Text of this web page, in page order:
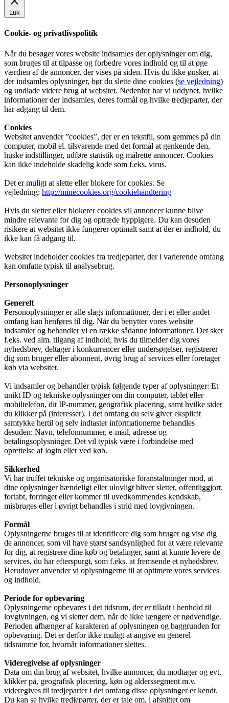
Luk
Cookie- og privatlivspolitik
Når du besøger vores website indsamles der oplysninger om dig,
som bruges til at tilpasse og forbedre vores indhold og til at øge
værdien af de annoncer, der vises på siden. Hvis du ikke ønsker, at
der indsamles oplysninger, bør du slette dine cookies (se vejledning)
og undlade videre brug af websitet. Nedenfor har vi uddybet, hvilke
informationer der indsamles, deres formål og hvilke tredjeparter, der
har adgang til dem.
Cookies
Websitet anvender ”cookies”, der er en tekstfil, som gemmes på din
computer, mobil el. tilsvarende med det formål at genkende den,
huske indstillinger, udføre statistik og målrette annoncer. Cookies
kan ikke indeholde skadelig kode som f.eks. virus.
Det er muligt at slette eller blokere for cookies. Se
vejledning: http://minecookies.org/cookiehandtering
Hvis du sletter eller blokerer cookies vil annoncer kunne blive
mindre relevante for dig og optræde hyppigere. Du kan desuden
risikere at websitet ikke fungerer optimalt samt at der er indhold, du
ikke kan få adgang til.
Websitet indeholder cookies fra tredjeparter, der i varierende omfang
kan omfatte typisk til analysebrug.
Personoplysninger
Generelt
Personoplysninger er alle slags informationer, der i et eller andet
omfang kan henføres til dig. Når du benytter vores website
indsamler og behandler vi en række sådanne informationer. Det sker
f.eks. ved alm. tilgang af indhold, hvis du tilmelder dig vores
nyhedsbrev, deltager i konkurrencer eller undersøgelser, registrerer
dig som bruger eller abonnent, øvrig brug af services eller foretager
køb via websitet.
Vi indsamler og behandler typisk følgende typer af oplysninger: Et
unikt ID og tekniske oplysninger om din computer, tablet eller
mobiltelefon, dit IP-nummer, geografisk placering, samt hvilke sider
du klikker på (interesser). I det omfang du selv giver eksplicit
samtykke hertil og selv indtaster informationerne behandles
desuden: Navn, telefonnummer, e-mail, adresse og
betalingsoplysninger. Det vil typisk være i forbindelse med
oprettelse af login eller ved køb.
Sikkerhed
Vi har truffet tekniske og organisatoriske foranstaltninger mod, at
dine oplysninger hændeligt eller ulovligt bliver slettet, offentliggjort,
fortabt, forringet eller kommer til uvedkommendes kendskab,
misbruges eller i øvrigt behandles i strid med lovgivningen.
Formål
Oplysningerne bruges til at identificere dig som bruger og vise dig
de annoncer, som vil have størst sandsynlighed for at være relevante
for dig, at registrere dine køb og betalinger, samt at kunne levere de
services, du har efterspurgt, som f.eks. at fremsende et nyhedsbrev.
Herudover anvender vi oplysningerne til at optimere vores services
og indhold.
Periode for opbevaring
Oplysningerne opbevares i det tidsrum, der er tilladt i henhold til
lovgivningen, og vi sletter dem, når de ikke længere er nødvendige.
Perioden afhænger af karakteren af oplysningen og baggrunden for
opbevaring. Det er derfor ikke muligt at angive en generel
tidsramme for, hvornår informationer slettes.
Videregivelse af oplysninger
Data om din brug af websitet, hvilke annoncer, du modtager og evt.
klikker på, geografisk placering, køn og alderssegment m.v.
videregives til tredjeparter i det omfang disse oplysninger er kendt.
Du kan se hvilke tredjeparter, der er tale om, i afsnittet om